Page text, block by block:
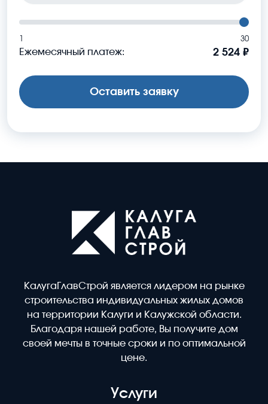
30
Ежемесячный платеж: 2 524 ₽
Оставить заявку
КалугаГлавСтрой является лидером на рынке
строительства индивидуальных жилых домов
на территории Калуги и Калужской области.
Благодаря нашей работе, Вы получите дом
своей мечты в точные сроки и по оптимальной
цене.
Услуги